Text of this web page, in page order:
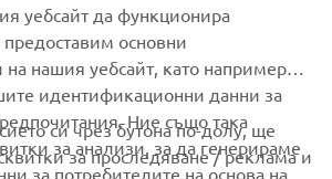
уебсайт да функционира
основни
нашия уебсайт, като например
идентификационни данни за
Ние също така
за анализи, за да генерираме
за потребителите на основа на
си чрез бутона по-долу, ще
за проследяване / реклама и